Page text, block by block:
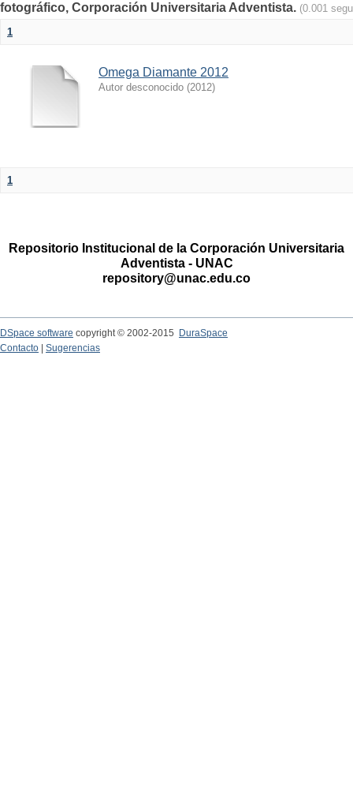
fotográfico, Corporación Universitaria Adventista. (0.001
1
Omega Diamante 2012
Autor desconocido (2012)
1
Repositorio Institucional de la Corporación Universitaria
Adventista - UNAC
repository@unac.edu.co
DSpace software copyright © 2002-2015
DuraSpace
Contacto
Sugerencias